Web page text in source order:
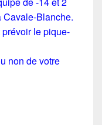
Cavale-Blanche.
le pique-
non de votre